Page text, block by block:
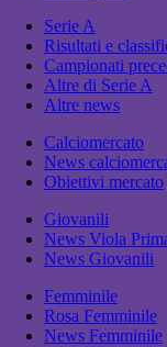
Serie A
Risultati e
Campionati
Altre di Serie A
Altre news
Calciomercato
News
Obiettivi mercato
Giovanili
News Viola
News Giovanili
Femminile
Rosa Femminile
News Femminile